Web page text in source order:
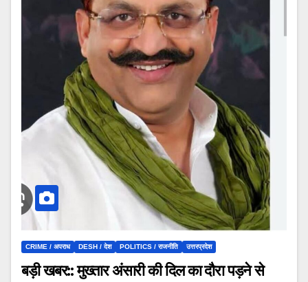
CRIME / अपराध DESH / देश POLITICS / राजनीति उत्तरप्रदेश
बड़ी खबर:: मुख्तार अंसारी की दिल का दौरा पड़ने से